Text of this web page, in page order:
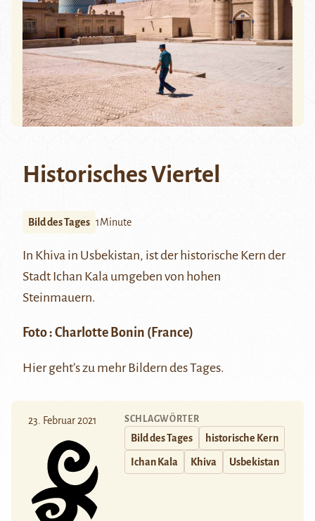
Historisches Viertel
Bild des Tages 1Minute
In Khiva in Usbekistan, ist der historische Kern der
Stadt Ichan Kala umgeben von hohen
Steinmauern.
Foto : Charlotte Bonin (France)
Hiergeht’s zu mehr Bildern des Tages.
23. Februar 2021 SCHLAGWÖRTER
Bild des Tages historische Kern
Ichan Kala Khiva Usbekistan